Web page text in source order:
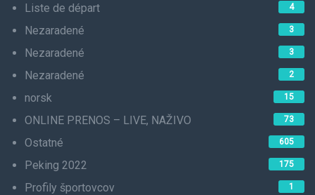
Liste de départ 4
Nezaradené 3
Nezaradené 3
Nezaradené 2
norsk 15
ONLINE PRENOS – LIVE, NAŽIVO 73
Ostatné 605
Peking 2022 175
Profily športovcov 1